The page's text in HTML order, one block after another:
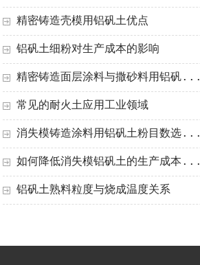
精密铸造壳模用铝矾土优点
铝矾土细粉对生产成本的影响
精密铸造面层涂料与撒砂料用铝矾...
常见的耐火土应用工业领域
消失模铸造涂料用铝矾土粉目数选...
如何降低消失模铝矾土的生产成本...
铝矾土熟料粒度与烧成温度关系